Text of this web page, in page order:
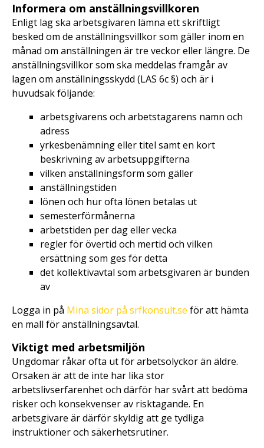
Informera om anställningsvillkoren
Enligt lag ska arbetsgivaren lämna ett skriftligt
besked om de anställningsvillkor som gäller inom en
månad om anställningen är tre veckor eller längre. De
anställningsvillkor som ska meddelas framgår av
lagen om anställningsskydd (LAS 6c §) och är i
huvudsak följande:
arbetsgivarens och arbetstagarens namn och
adress
yrkesbenämning eller titel samt en kort
beskrivning av arbetsuppgifterna
vilken anställningsform som gäller
anställningstiden
lönen och hur ofta lönen betalas ut
semesterförmånerna
arbetstiden per dag eller vecka
regler för övertid och mertid och vilken
ersättning som ges för detta
det kollektivavtal som arbetsgivaren är bunden
av
Logga in på Mina sidor på srfkonsult.se för att hämta
en mall för anställningsavtal.
Viktigt med arbetsmiljön
Ungdomar råkar ofta ut för arbetsolyckor än äldre.
Orsaken är att de inte har lika stor
arbetslivserfarenhet och därför har svårt att bedöma
risker och konsekvenser av risktagande. En
arbetsgivare är därför skyldig att ge tydliga
instruktioner och säkerhetsrutiner.